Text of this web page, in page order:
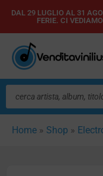
Vai
contenuto
DAL 29 LUGLIO AL 31
FERIE. CI
Ricerca
prodotti
Home » Shop »